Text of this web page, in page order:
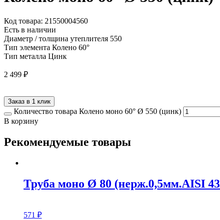
Код товара: 21550004560
Есть в наличии
Диаметр / толщина утеплителя 550
Тип элемента Колено 60°
Тип металла Цинк
2 499 ₽
Заказ в 1 клик
Количество товара Колено моно 60° Ø 550 (цинк)
В корзину
Рекомендуемые товары
Труба моно Ø 80 (нерж.0,5мм.AISI
571 ₽